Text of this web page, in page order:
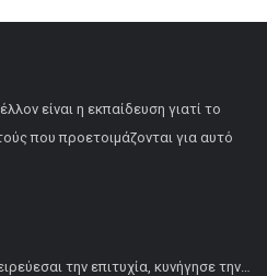
είναι η εκπαίδευση γιατί το
που προετοιμάζονται για αυτό
την επιτυχία, κυνήγησε την…